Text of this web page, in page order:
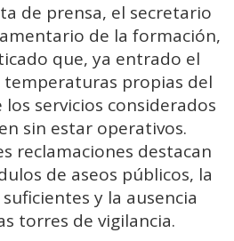
de prensa, el secretario
de la formación,
que, ya entrado el
temperaturas propias del
servicios considerados
sin estar operativos.
reclamaciones destacan
de aseos públicos, la
y la ausencia
torres de vigilancia.